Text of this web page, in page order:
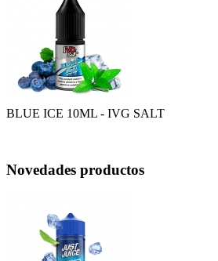
BLUE ICE 10ML - IVG SALT
Novedades productos